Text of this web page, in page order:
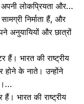
लोकप्रियता और…
निर्माता हैं, और
अनुयायियों और छात्रों
हैं। भारत की राष्ट्रीय
होने के नाते। उन्होंने
भारत की राष्ट्रीय